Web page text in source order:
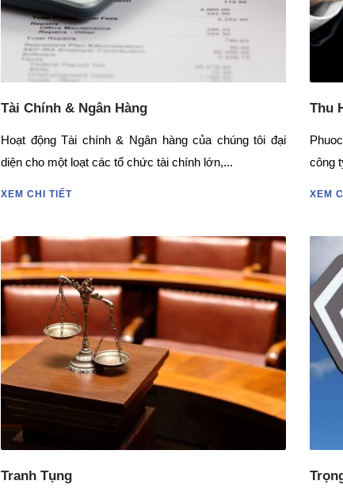
Tài Chính & Ngân Hàng
Hoạt động Tài chính & Ngân hàng của chúng tôi đại
diện cho một loạt các tổ chức tài chính lớn,...
XEM CHI TIẾT
Thu
công
XEM
Tranh Tụng